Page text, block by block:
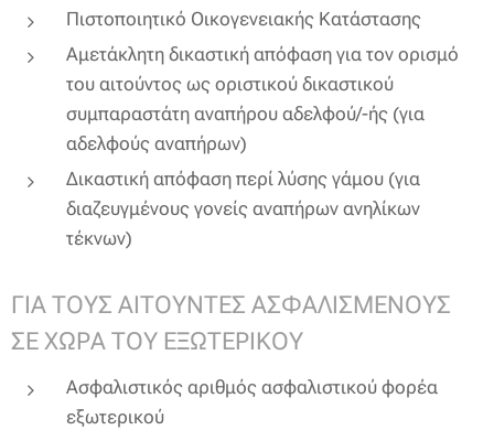
Πιστοποιητικό Οικογενειακής Κατάστασης
Αμετάκλητη δικαστική απόφαση για τον ορισμό
του αιτούντος ως οριστικού δικαστικού
συμπαραστάτη αναπήρου αδελφού/-ής (για
αδελφούς αναπήρων)
Δικαστική απόφαση περί λύσης γάμου (για
διαζευγμένους γονείς αναπήρων ανηλίκων
τέκνων)
ΓΙΑ ΤΟΥΣ ΑΙΤΟΥΝΤΕΣ ΑΣΦΑΛΙΣΜΕΝΟΥΣ
ΣΕ ΧΩΡΑ ΤΟΥ ΕΞΩΤΕΡΙΚΟΥ
Ασφαλιστικός αριθμός ασφαλιστικού φορέα
εξωτερικού